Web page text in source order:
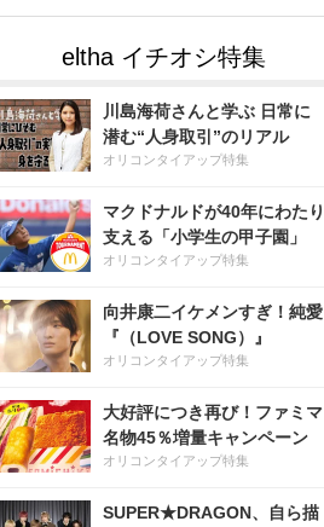
川島海荷さんと学ぶ 日常に
潜む“人身取引”のリアル
オリコンタイアップ特集
マクドナルドが40年にわたり
支える「小学生の甲子園」
オリコンタイアップ特集
向井康二イケメンすぎ！純愛
『（LOVE SONG）』
オリコンタイアップ特集
大好評につき再び！ファミマ
名物45％増量キャンペーン
オリコンタイアップ特集
SUPER★DRAGON、自ら描